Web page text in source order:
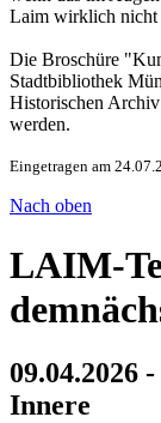
Laim wirklich nicht
Die Broschüre
Stadtbibliothek
Historischen
werden.
Eingetragen am
Nach oben
LAIM-
09.04.2026
Innere